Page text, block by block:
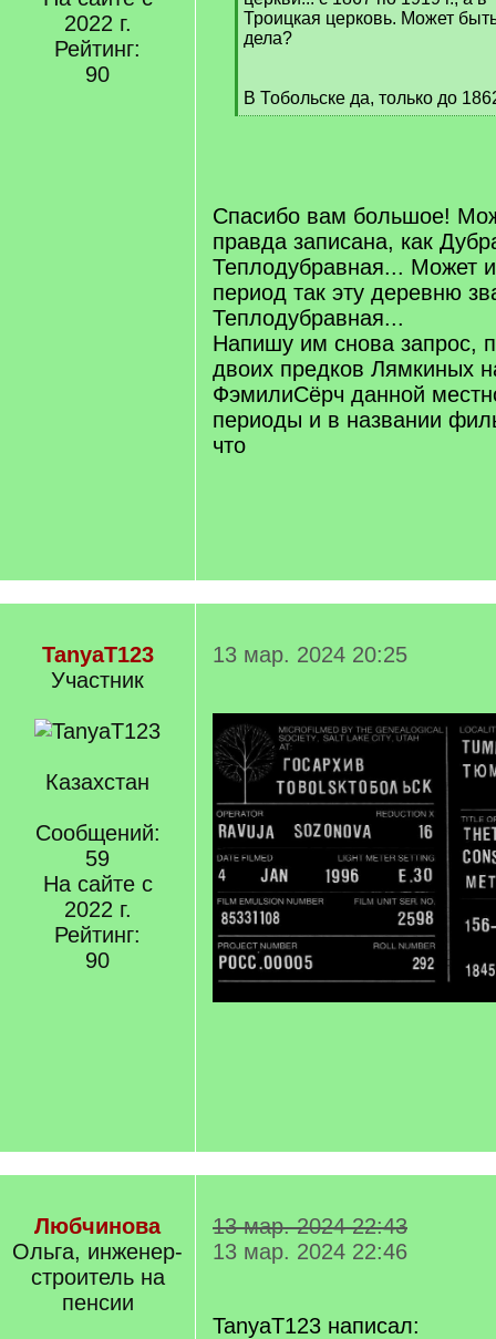
2022 г.
Рейтинг:
90
Троицкая церковь. Может
дела?
В Тобольске да, только до
[
Спасибо вам большое!
правда записана, как
Теплодубравная... Может
период так эту деревню
Теплодубравная...
Напишу им снова запрос,
двоих предков Лямкиных
ФэмилиСёрч данной
периоды и в названии
что
TanyaT123
Участник
Казахстан
Сообщений:
59
На сайте с
2022 г.
Рейтинг:
90
13 мар. 2024 20:25
Любчинова
Ольга, инженер-
строитель на
пенсии
13 мар. 2024 22:43
13 мар. 2024 22:46
TanyaT123 написал: